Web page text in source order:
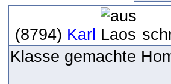
(8794) Karl
Klasse gemachte